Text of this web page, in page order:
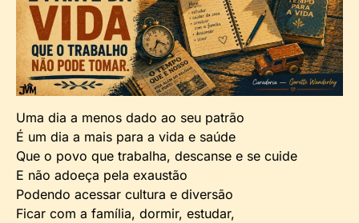
Uma dia a menos dado ao seu patrão
É um dia a mais para a vida e saúde
Que o povo que trabalha, descanse e se cuide
E não adoeça pela exaustão
Podendo acessar cultura e diversão
Ficar com a família, dormir, estudar,